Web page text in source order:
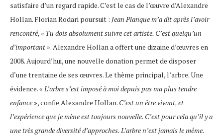
satisfaire d’un regard rapide. C’est le cas de l’œuvre d’Alexandre
Hollan. Florian Rodari poursuit : Jean Planque m’a dit après l’avoir
rencontré, « Tu dois absolument suivre cet artiste. C’est quelqu’un
d’important ». Alexandre Hollan a offert une dizaine d’œuvres en
2008. Aujourd’hui, une nouvelle donation permet de disposer
d‘une trentaine de ses œuvres. Le thème principal, l’arbre. Une
évidence. « L’arbre s’est imposé à moi depuis pas ma plus tendre
enfance », confie Alexandre Hollan. C’est un être vivant, et
l’expérience que je mène est toujours nouvelle. C’est pour cela qu’il y a
une très grande diversité d’approches. L’arbre n’est jamais le même.